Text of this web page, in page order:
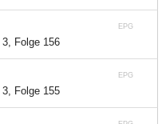
EPG
Folge 156
EPG
Folge 155